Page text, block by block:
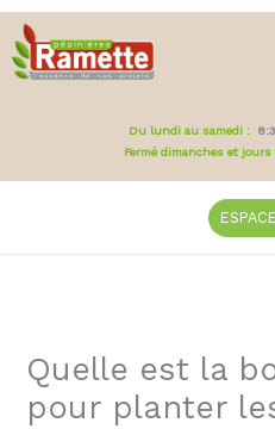
Aller
au
Du lundi au samedi :
Fermé dimanches et
Quelle est la
pour planter